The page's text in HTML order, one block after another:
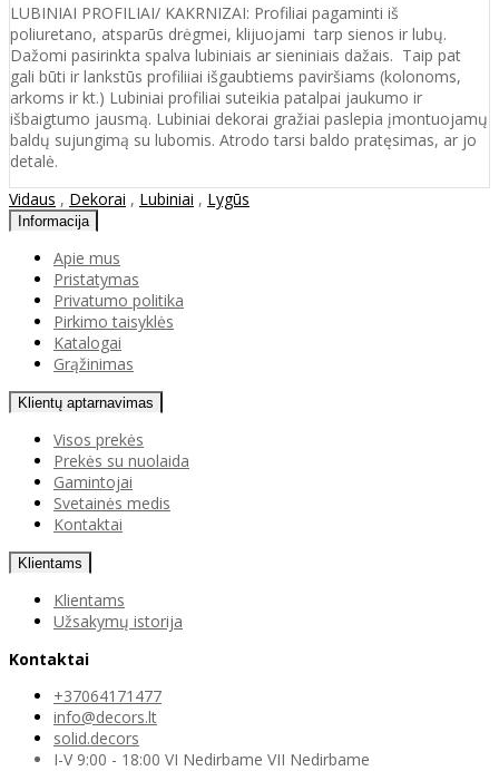
LUBINIAI PROFILIAI/ KAKRNIZAI: Profiliai pagaminti iš
poliuretano, atsparūs drėgmei, klijuojami tarp sienos ir lubų.
Dažomi pasirinkta spalva lubiniais ar sieniniais dažais. Taip pat
gali būti ir lankstūs profiliiai išgaubtiems paviršiams (kolonoms,
arkoms ir kt.) Lubiniai profiliai suteikia patalpai jaukumo ir
išbaigtumo jausmą. Lubiniai dekorai gražiai paslepia įmontuojamų
baldų sujungimą su lubomis. Atrodo tarsi baldo pratęsimas, ar jo
detalė.
Vidaus , Dekorai , Lubiniai , Lygūs
Informacija
Apie mus
Pristatymas
Privatumo politika
Pirkimo taisyklės
Katalogai
Grąžinimas
Klientų aptarnavimas
Visos prekės
Prekės su nuolaida
Gamintojai
Svetainės medis
Kontaktai
Klientams
Klientams
Užsakymų istorija
Kontaktai
+37064171477
info@decors.lt
solid.decors
I-V 9:00 - 18:00 VI Nedirbame VII Nedirbame